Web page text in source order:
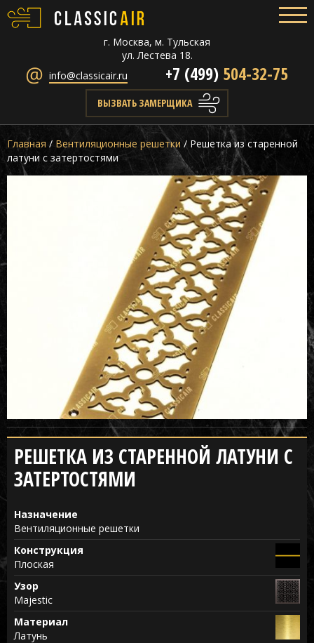
г. Москва, м. Тульская
ул. Лестева 18.
info@classicair.ru
+7 (499) 504-32-75
ВЫЗВАТЬ ЗАМЕРЩИКА
Главная / Вентиляционные решетки/ Решетка из старенной
латуни с затертостями
РЕШЕТКА ИЗ СТАРЕННОЙ ЛАТУНИ С
ЗАТЕРТОСТЯМИ
Назначение
Вентиляционные решетки
Конструкция
Плоская
Узор
Majestic
Материал
Латунь